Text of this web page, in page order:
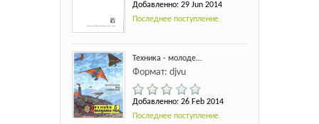
Добавленно: 29 Jun 2014
Последнее поступление.
Техника - молоде...
Формат: djvu
Добавленно: 26 Feb 2014
Последнее поступление.